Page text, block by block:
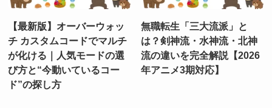
【最新版】オーバーウォッ
チ カスタムコードでマルチ
が化ける｜人気モードの選
び方と“今動いているコー
ド”の探し方
無職転生「三大流派」と
は？剣神流・水神流・北神
流の違いを完全解説【2026
年アニメ3期対応】